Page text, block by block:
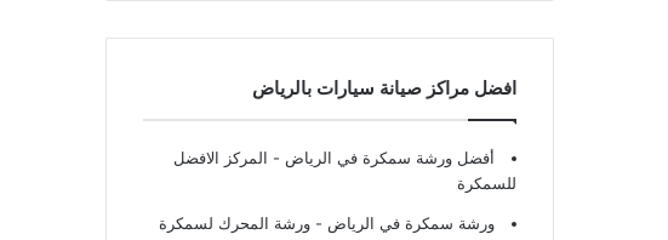
افضل مراكز صيانة سيارات بالرياض
أفضل ورشة سمكرة في الرياض - المركز الافضل
للسمكرة
ورشة سمكرة في الرياض - ورشة المحرك لسمكرة